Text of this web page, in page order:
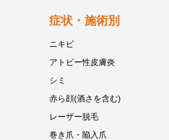
症状・施術別
ニキビ
アトピー性皮膚炎
シミ
赤ら顔(酒さを含む)
レーザー脱毛
巻き爪・陥入爪